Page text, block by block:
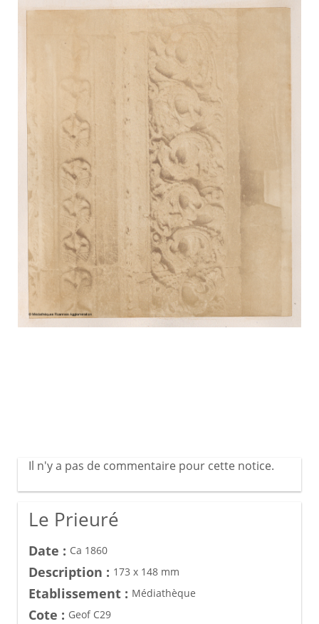
Il n'y a pas de commentaire pour cette notice.
Le Prieuré
Date : Ca 1860
Description : 173 x 148 mm
Etablissement : Médiathèque
Cote : Geof C29